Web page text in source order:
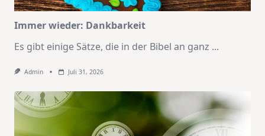
Immer wieder: Dankbarkeit
Es gibt einige Sätze, die in der Bibel an ganz ...
Admin Juli 31, 2026